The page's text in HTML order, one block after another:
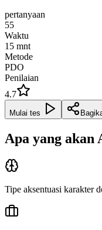
pertanyaan
55
Waktu
15 mnt
Metode
PDO
Penilaian
4.7
Mulai tes
Apa yang akan
Tipe aksentuasi karakter